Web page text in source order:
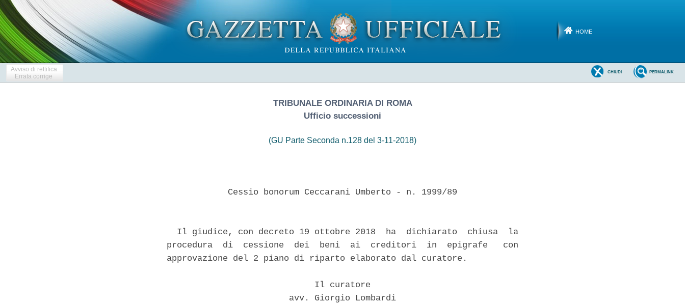
HOME
Avviso di rettifica
Errata corrige
PERMALINK
CHIUDI
TRIBUNALE ORDINARIA DI ROMA
Ufficio successioni
(GU Parte Seconda n.128 del 3-11-2018)
            Cessio bonorum Ceccarani Umberto - n. 1999/89
  Il giudice, con decreto 19 ottobre 2018  ha  dichiarato  chiusa  la
procedura  di  cessione  dei  beni  ai  creditori  in  epigrafe   con
approvazione del 2 piano di riparto elaborato dal curatore.
                             Il curatore
                        avv. Giorgio Lombardi